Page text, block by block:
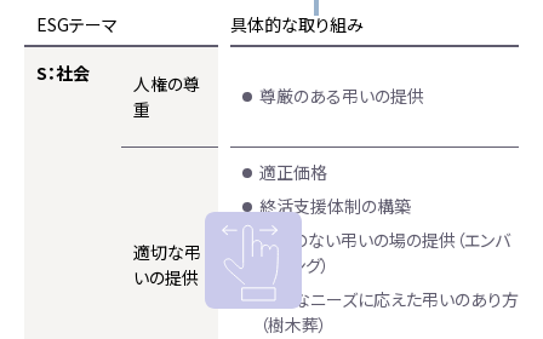
ESGテーマ
具体的な取り組み
S：社会
人権の尊
重
尊厳のある弔いの提供
適切な弔
いの提供
適正価格
終活支援体制の構築
悔いのない弔いの場の提供（エンバ
ーミング）
多様なニーズに応えた弔いのあり方
（樹木葬）